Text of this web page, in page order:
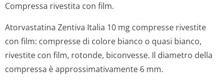
Compressa rivestita con film.
Atorvastatina Zentiva Italia 10 mg compresse rivestite
con film: compresse di colore bianco o quasi bianco,
rivestite con film, rotonde, biconvesse. Il diametro della
compressa è approssimativamente 6 mm.